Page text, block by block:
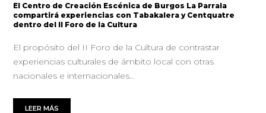
El Centro de Creación Escénica de Burgos La Parrala
compartirá experiencias con Tabakalera y Centquatre
dentro del II Foro de la Cultura
El propósito del II Foro de la Cultura de contrastar
experiencias culturales de ámbito local con otras
nacionales e internacionales…
LEER MÁS